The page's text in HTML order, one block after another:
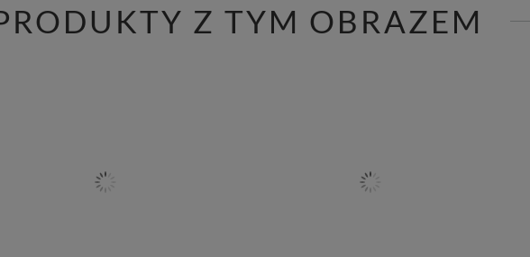
Z TYM OBRAZEM